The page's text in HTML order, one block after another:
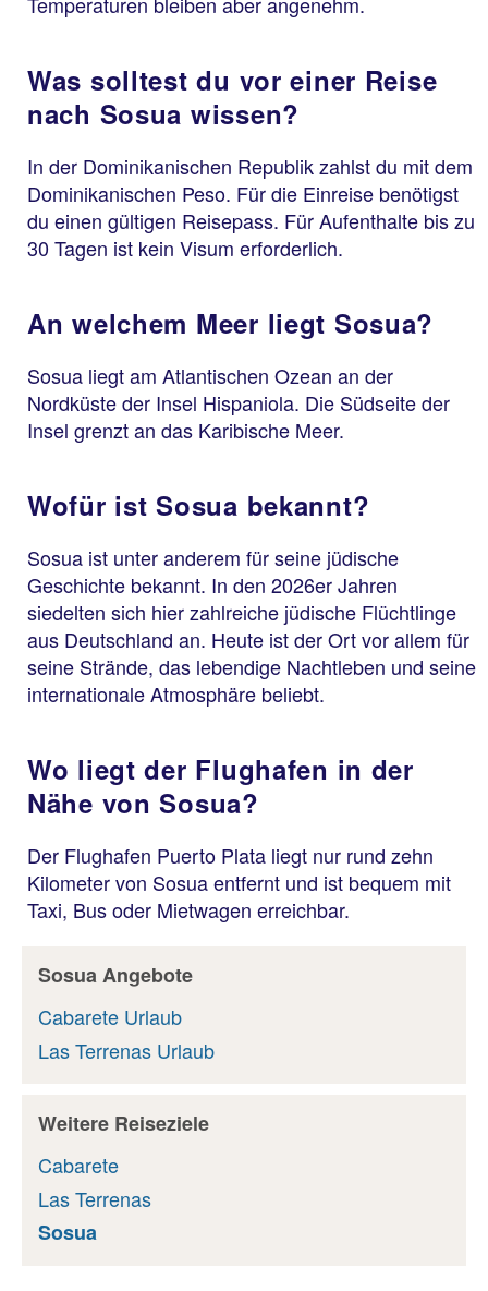
Was solltest du vor einer Reise
nach Sosua wissen?
In der Dominikanischen Republik zahlst du mit dem
Dominikanischen Peso. Für die Einreise benötigst
du einen gültigen Reisepass. Für Aufenthalte bis zu
30 Tagen ist kein Visum erforderlich.
An welchem Meer liegt Sosua?
Sosua liegt am Atlantischen Ozean an der
Nordküste der Insel Hispaniola. Die Südseite der
Insel grenzt an das Karibische Meer.
Wofür ist Sosua bekannt?
Sosua ist unter anderem für seine jüdische
Geschichte bekannt. In den 2026er Jahren
siedelten sich hier zahlreiche jüdische Flüchtlinge
aus Deutschland an. Heute ist der Ort vor allem für
seine Strände, das lebendige Nachtleben und seine
internationale Atmosphäre beliebt.
Wo liegt der Flughafen in der
Nähe von Sosua?
Der Flughafen Puerto Plata liegt nur rund zehn
Kilometer von Sosua entfernt und ist bequem mit
Taxi, Bus oder Mietwagen erreichbar.
Sosua Angebote
Cabarete Urlaub
Las Terrenas Urlaub
Weitere Reiseziele
Cabarete
Las Terrenas
Sosua